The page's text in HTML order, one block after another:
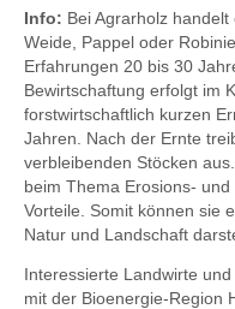
Info: Bei Agrarholz
Weide, Pappel oder
Erfahrungen 20 bis 30
Bewirtschaftung erfolgt im
forstwirtschaftlich kurzen
Jahren. Nach der Ernte
verbleibenden Stöcken
beim Thema Erosions-
Vorteile. Somit können sie
Natur und Landschaft
Interessierte Landwirte
mit der Bioenergie-Region